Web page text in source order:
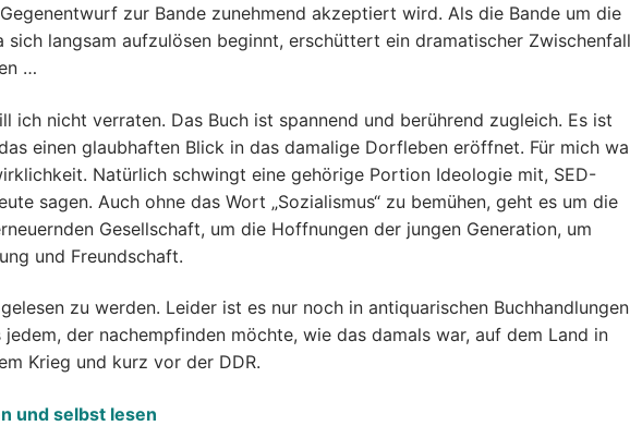
zur Bande zunehmend akzeptiert wird. Als die Bande um die
sich langsam aufzulösen beginnt, erschüttert ein dramatischer
…
ich nicht verraten. Das Buch ist spannend und berührend zugleich. Es ist
einen glaubhaften Blick in das damalige Dorfleben eröffnet. Für mich
Natürlich schwingt eine gehörige Portion Ideologie mit, SED-
sagen. Auch ohne das Wort „Sozialismus“ zu bemühen, geht es um die
Gesellschaft, um die Hoffnungen der jungen Generation, um
und Freundschaft.
zu werden. Leider ist es nur noch in antiquarischen Buchhandlungen
der nachempfinden möchte, wie das damals war, auf dem Land in
Krieg und kurz vor der DDR.
und selbst lesen